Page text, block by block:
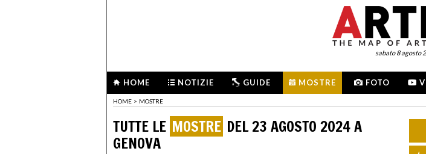
sabato 8 agosto
HOME NOTIZIE GUIDE MOSTRE FOTO
HOME > MOSTRE
TUTTE LE MOSTRE DEL 23 AGOSTO 2024 A
GENOVA